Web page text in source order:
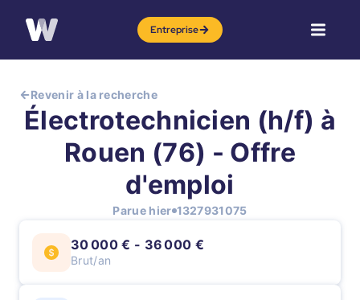
Entreprise
Revenir à la recherche
Électrotechnicien (h/f) à
Rouen (76) - Offre
d'emploi
Parue hier 1327931075
30 000 € - 36 000 €
Brut/an